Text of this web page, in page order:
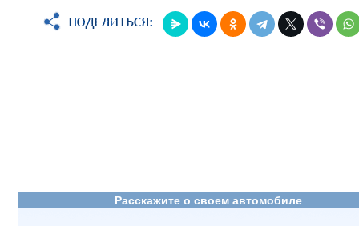
Расскажите о своем автомобиле